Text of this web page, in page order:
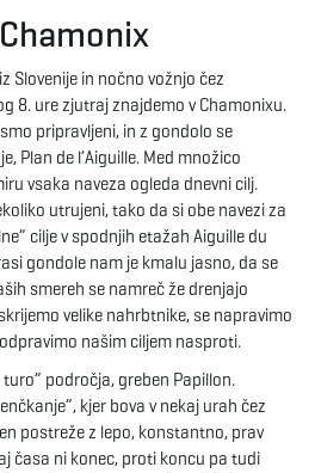
a
t
i
Slovenije in nočno vožnjo čez
8. ure zjutraj znajdemo v Chamonixu.
pripravljeni, in z gondolo se
Plan de l’Aiguille. Med množico
vsaka naveza ogleda dnevni cilj.
utrujeni, tako da si obe navezi za
cilje v spodnjih etažah Aiguille du
gondole nam je kmalu jasno, da se
smereh se namreč že drenjajo
velike nahrbtnike, se napravimo
našim ciljem nasproti.
področja, greben Papillon.
kjer bova v nekaj urah čez
postreže z lepo, konstantno, prav
časa ni konec, proti koncu pa tudi